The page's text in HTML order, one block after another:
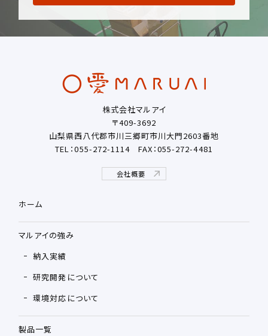
株式会社マルアイ
〒409-3692
山梨県西八代郡市川三郷町市川大門2603番地
TEL：055-272-1114FAX：055-272-4481
会社概要
ホーム
マルアイの強み
納入実績
研究開発について
環境対応について
製品一覧